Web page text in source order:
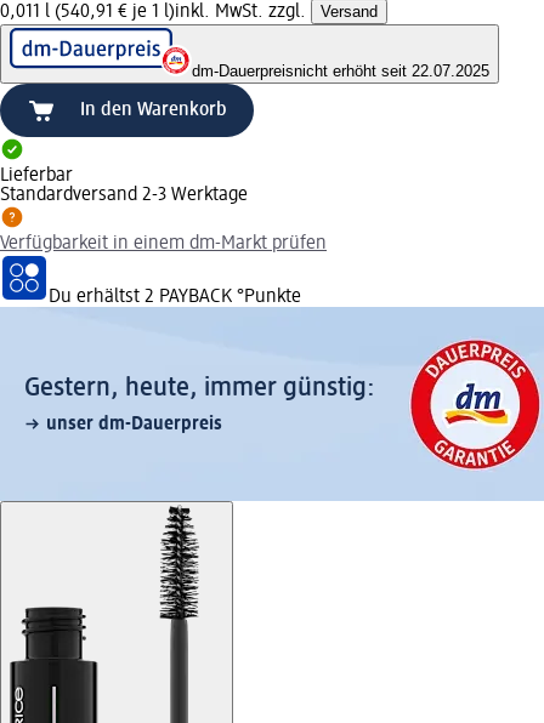
0,011 l (540,91 € je 1 l)inkl. MwSt. zzgl. Versand
dm-Dauerpreisnicht erhöht seit 22.07.2025
In den Warenkorb
Lieferbar
Standardversand 2-3 Werktage
Verfügbarkeit in einem dm-Markt prüfen
Du erhältst 2 PAYBACK °Punkte
Gestern, heute, immer günstig:
unser dm-Dauerpreis